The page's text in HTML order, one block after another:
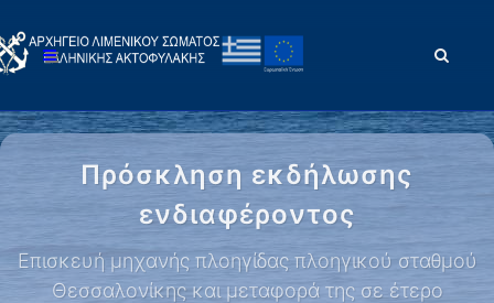
Πρόσκληση εκδήλωσης
ενδιαφέροντος
Επισκευή μηχανής πλοηγίδας πλοηγικού σταθμού
Θεσσαλονίκης και μεταφορά της σε έτερο